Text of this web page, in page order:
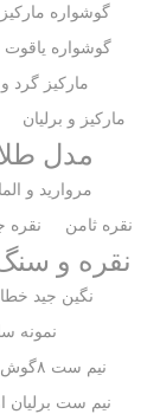
گوشواره
گوشواره یاقوت
مارکیز گرد
مارکیز و برلیان
مدل
مروارید و
نقره ثامن
نقره
نقره و
نگین جید
نمونه
نیم ست ۸گوش سبز
نیم ست برلیان